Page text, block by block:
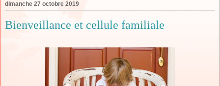
dimanche 27 octobre 2019
Bienveillance et cellule familiale